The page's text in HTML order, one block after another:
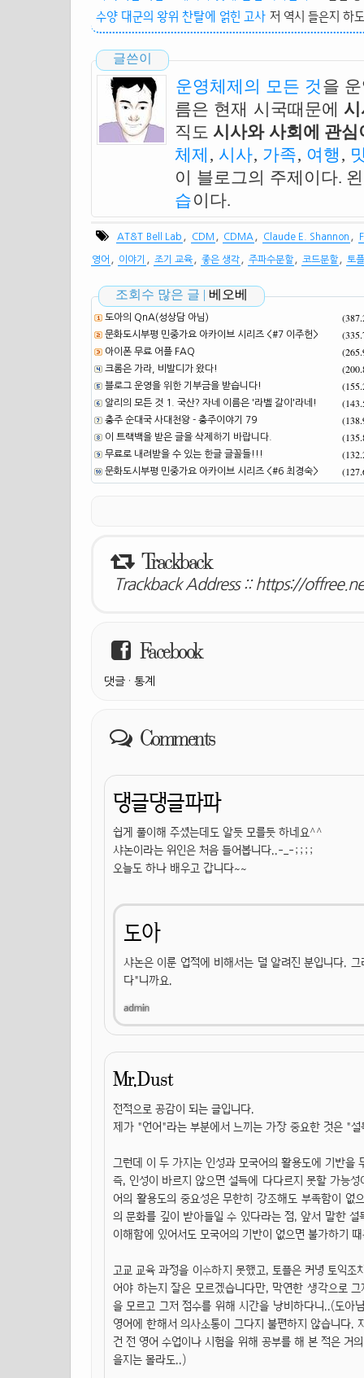
수양 대군의 왕위 찬탈에 얽힌 고사 저 역시 들은지 하
글쓴이
운영체제의 모든 것 을
름은 현재 시국때문에
직도 시사와 사회에 관
체제 , 시사, 가족, 여행 ,
이 블로그의 주제이다.
습이다.
AT&T Bell Lab CDM CDMA Claude E. Shannon
영어 이야기 조기 교육 좋은 생각 주파수분할 코드분할 토플
조회수 많은 글 | 베오베
도아의 QnA(성상담 아님)
문화도시부평 민중가요 아카이브 시리즈 <#7 이주헌>
아이폰 무료 어플 FAQ
크롬은 가라, 비발디가 왔다!
블로그 운영을 위한 기부금을 받습니다!
알리의 모든 것 1. 국산? 자네 이름은 '라벨 갈이'라네!
충주 순대국 사대천왕 - 충주이야기 79
이 트랙백을 받은 글을 삭제하기 바랍니다.
무료로 내려받을 수 있는 한글 글꼴들!!!
문화도시부평 민중가요 아카이브 시리즈 <#6 최경숙>
Trackback
Trackback Address :: https://
Facebook
댓글 · 통계
Comments
댕글댕글파파
쉽게 풀이해 주셨는데도 알듯 모를듯 하네요^^
샤논이라는 위인은 처음 들어봅니다..-_-;;;;
오늘도 하나 배우고 갑니다~~
도아
샤논은 이룬 업적에 비해서는 덜 알려진 분입니다.
다"니까요.
Mr.Dust
전적으로 공감이 되는 글입니다.
제가 "언어"라는 부분에서 느끼는 가장 중요한 것은 "
그런데 이 두 가지는 인성과 모국어의 활용도에 기반을
즉, 인성이 바르지 않으면 설득에 다다르지 못할 가능
어의 활용도의 중요성은 무한히 강조해도 부족함이
의 문화를 깊이 받아들일 수 있다라는 점, 앞서 말한
이해함에 있어서도 모국어의 기반이 없으면 불가하기
고교 교육 과정을 이수하지 못했고, 토플은 커녕 토익
어야 하는지 잘은 모르겠습니다만, 막연한 생각으로
을 모르고 그저 점수를 위해 시간을 낭비하다니..(도아
영어에 한해서 의사소통이 그다지 불편하지 않습니다.
건 전 영어 수업이나 시험을 위해 공부를 해 본 적은 거
을지는 몰라도..)